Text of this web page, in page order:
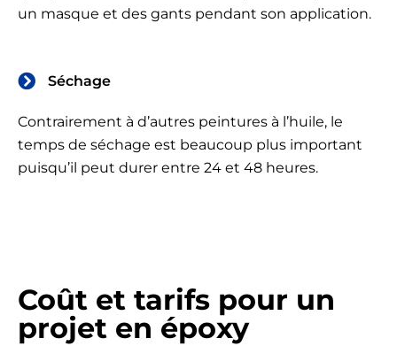
un masque et des gants pendant son application.
Séchage
Contrairement à d’autres peintures à l’huile, le
temps de séchage est beaucoup plus important
puisqu’il peut durer entre 24 et 48 heures.
Coût et tarifs pour un
projet en époxy